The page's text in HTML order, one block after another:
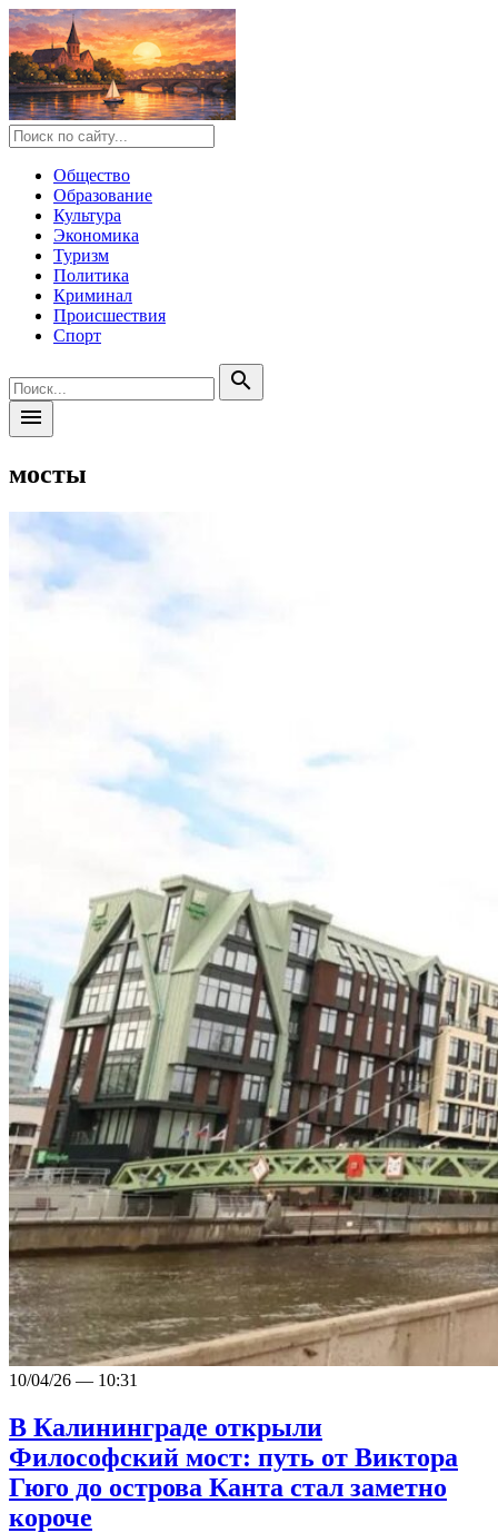
Общество
Образование
Культура
Экономика
Туризм
Политика
Криминал
Происшествия
Спорт
search
menu
мосты
10/04/26 — 10:31
В Калининграде открыли
Философский мост: путь от Виктора
Гюго до острова Канта стал заметно
короче